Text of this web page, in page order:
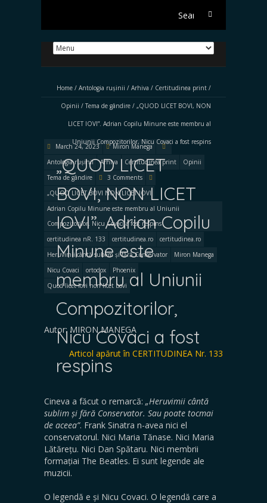
Search
Home / Antologia rușinii / Arhiva / Certitudinea print /
Opinii / Tema de gândire / „QUOD LICET BOVI, NON
LICET IOVI”. Adrian Copilu Minune este membru al
Uniunii Compozitorilor, Nicu Covaci a fost respins
„QUOD LICET
BOVI, NON LICET
IOVI”. Adrian Copilu
Minune este
membru al Uniunii
Compozitorilor,
Nicu Covaci a fost
respins
March 24, 2023
Miron Manega
Antologia rușinii
Arhiva Certitudinea print
Opinii
Tema de gândire
3 Comments
„QUOD LICET BOVI NON LICET IOVI
Adrian Copilu Minune este membru al Uniunii
Compozitorilor. Nicu Covaci a fost respins
certitudinea nR. 133
certitudinea.ro
certitudinea.ro
Heruvimii cântă sublim și fără Conservator
Miron Manega
Nicu Covaci
ortodox
Phoenix
Quod licet Iovi non licet bovi
Autor: MIRON MANEGA
Articol apărut în CERTITUDINEA Nr. 133
Cineva a făcut o remarcă: „Heruvimii cântă
sublim și fără Conservator. Sau poate tocmai
de aceea”. Frank Sinatra n-avea nici el
conservatorul. Nici Maria Tănase. Nici Maria
Lătărețu. Nici Dan Spătaru. Nici membrii
formațiai The Beatles. Ei sunt legende ale
muzicii.
O legendă e și Nicu Covaci. O legendă care a